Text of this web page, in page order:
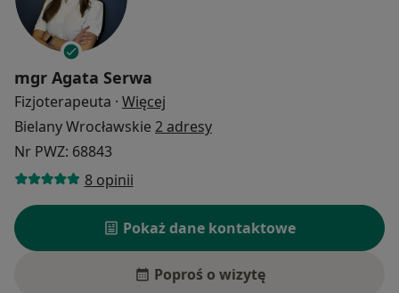
mgr Agata Serwa
Fizjoterapeuta · Więcej
Bielany Wrocławskie 2 adresy
Nr PWZ: 68843
8 opinii
Pokaż dane kontaktowe
Poproś o wizytę